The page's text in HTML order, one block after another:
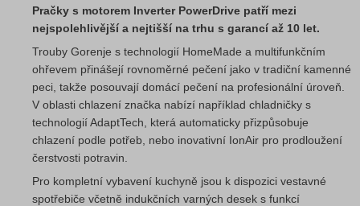
Pračky s motorem Inverter PowerDrive patří mezi
nejspolehlivější a nejtišší na trhu s garancí až 10 let.
Trouby Gorenje s technologií HomeMade a multifunkčním
ohřevem přinášejí rovnoměrné pečení jako v tradiční kamenné
peci, takže posouvají domácí pečení na profesionální úroveň.
V oblasti chlazení značka nabízí například chladničky s
technologií AdaptTech, která automaticky přizpůsobuje
chlazení podle potřeb, nebo inovativní IonAir pro prodloužení
čerstvosti potravin.
Pro kompletní vybavení kuchyně jsou k dispozici vestavné
spotřebiče včetně indukčních varných desek s funkcí